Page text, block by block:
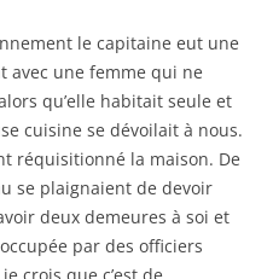
le capitaine eut une
avec une femme qui ne
qu’elle habitait seule et
cuisine se dévoilait à nous.
réquisitionné la maison. De
se plaignaient de devoir
deux demeures à soi et
par des officiers
crois que c’est de